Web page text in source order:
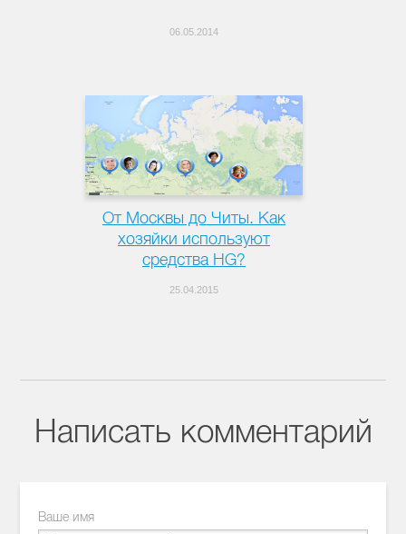
06.05.2014
От Москвы до Читы. Как
хозяйки используют
средства HG?
25.04.2015
Написать комментарий
Ваше имя